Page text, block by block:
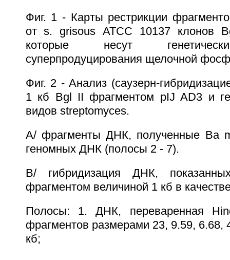
Фиг. 1 - Карты рестрикции
от s. grisous АТСС 10137 клонов
которые несут
суперпродуцирования щелочной
Фиг. 2 - Анализ (саузерн-
1 кб Bgl II фрагментом pIJ AD3 и
видов streptomyces.
A/ фрагменты ДНК, полученные Ba
геномных ДНК (полосы 2 - 7).
B/ гибридизация ДНК,
фрагментом величиной 1 кб в
Полосы: 1. ДНК, переваренная
фрагментов размерами 23, 9.59, 6.68,
кб;